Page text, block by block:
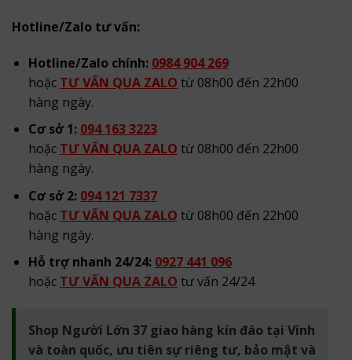
Hotline/Zalo tư vấn:
Hotline/Zalo chính: 0984 904 269
hoặc TƯ VẤN QUA ZALO từ 08h00 đến 22h00
hàng ngày.
Cơ sở 1: 094 163 3223
hoặc TƯ VẤN QUA ZALO từ 08h00 đến 22h00
hàng ngày.
Cơ sở 2: 094 121 7337
hoặc TƯ VẤN QUA ZALO từ 08h00 đến 22h00
hàng ngày.
Hỗ trợ nhanh 24/24: 0927 441 096
hoặc TƯ VẤN QUA ZALO tư vấn 24/24
Shop Người Lớn 37 giao hàng kín đáo tại Vinh
và toàn quốc, ưu tiên sự riêng tư, bảo mật và